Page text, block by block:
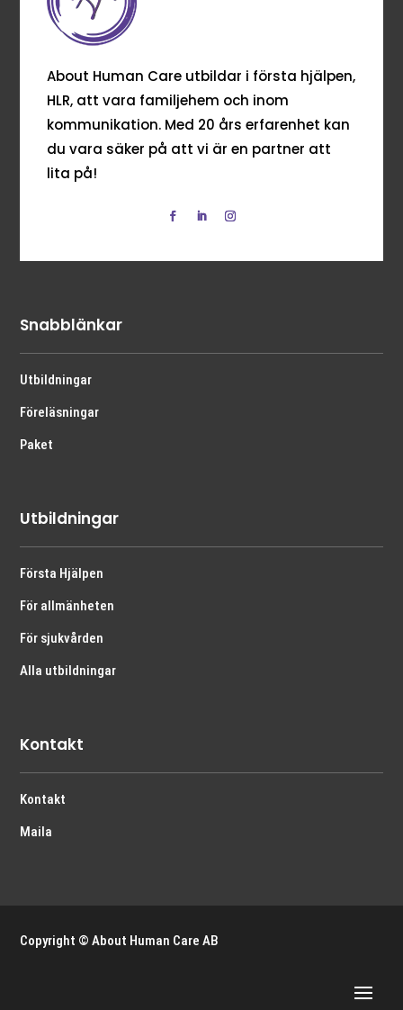
About Human Care utbildar i första hjälpen,
HLR, att vara familjehem och inom
kommunikation. Med 20 års erfarenhet kan
du vara säker på att vi är en partner att
lita på!
Snabblänkar
Utbildningar
Föreläsningar
Paket
Utbildningar
Första Hjälpen
För allmänheten
För sjukvården
Alla utbildningar
Kontakt
Kontakt
Maila
Copyright © About Human Care AB